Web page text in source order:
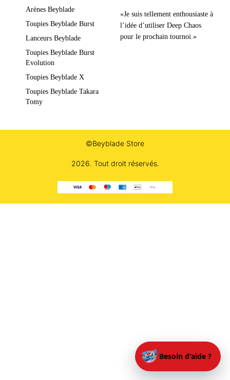
Arènes Beyblade
Toupies Beyblade Burst
Lanceurs Beyblade
Toupies Beyblade Burst
Evolution
Toupies Beyblade X
Toupies Beyblade Takara
Tomy
«Je suis tellement enthousiaste à
l’idée d’utiliser Deep Chaos
pour le prochain tournoi.»
©Beyblade Store
2026. Tout droit réservés.
Besoin d'aide ?